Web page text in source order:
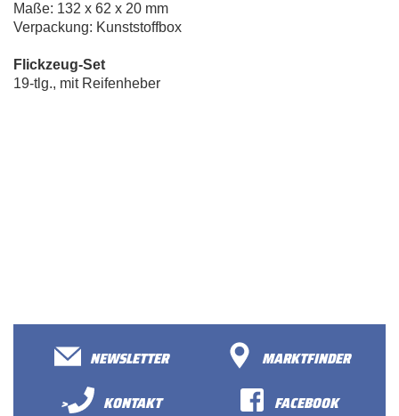
Maße: 132 x 62 x 20 mm
Verpackung: Kunststoffbox
Flickzeug-Set
19-tlg., mit Reifenheber
NEWSLETTER
MARKTFINDER
>
KONTAKT
FACEBOOK